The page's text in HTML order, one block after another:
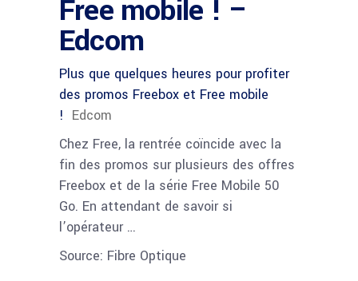
Free mobile ! –
Edcom
Plus que quelques heures pour profiter
des promos Freebox et Free mobile
! Edcom
Chez Free, la rentrée coïncide avec la
fin des promos sur plusieurs des offres
Freebox et de la série Free Mobile 50
Go. En attendant de savoir si
l’opérateur …
Source: Fibre Optique